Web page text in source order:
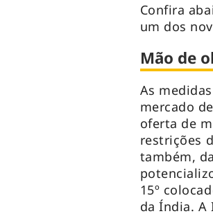
Confira
um dos
Mão de
As
mercado
oferta de
restrições
também,
15º
da Índia. A